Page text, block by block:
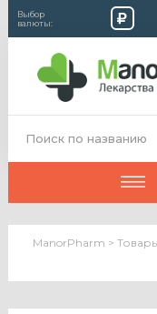
Выбор
валюты:
ManorPharm >